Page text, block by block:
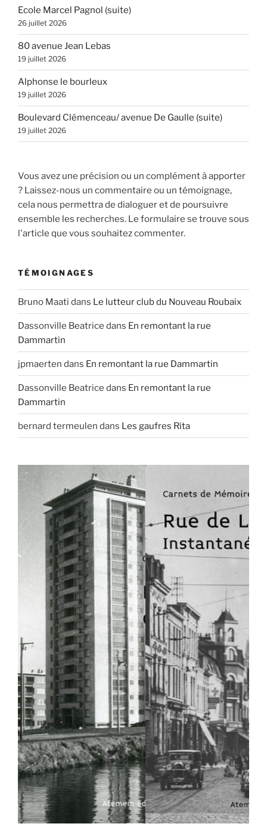
Ecole Marcel Pagnol (suite)
26 juillet 2026
80 avenue Jean Lebas
19 juillet 2026
Alphonse le bourleux
19 juillet 2026
Boulevard Clémenceau/ avenue De Gaulle (suite)
19 juillet 2026
Vous avez une précision ou un complément à apporter
? Laissez-nous un commentaire ou un témoignage,
cela nous permettra de dialoguer et de poursuivre
ensemble les recherches. Le formulaire se trouve sous
l'article que vous souhaitez commenter.
TÉMOIGNAGES
Bruno Maati dans Le lutteur club du Nouveau Roubaix
Dassonville Beatrice dans En remontant la rue
Dammartin
jpmaerten dans En remontant la rue Dammartin
Dassonville Beatrice dans En remontant la rue
Dammartin
bernard termeulen dans Les gaufres Rita